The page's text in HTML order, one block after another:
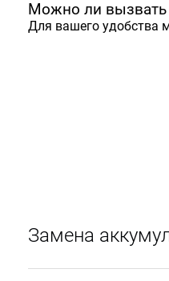
Можно ли вызвать
Для вашего удобства
Замена